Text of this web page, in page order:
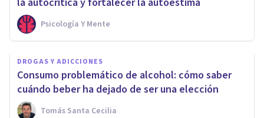
Psicología Y Mente
DROGAS Y ADICCIONES
Consumo problemático de alcohol: cómo saber
cuándo beber ha dejado de ser una elección
Tomás Santa Cecilia